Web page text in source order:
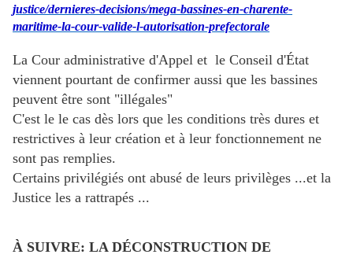
justice/dernieres-decisions/mega-bassines-en-charente-
maritime-la-cour-valide-l-autorisation-prefectorale
La Cour administrative d'Appel et le Conseil d'État
viennent pourtant de confirmer aussi que les bassines
peuvent être sont "illégales"
C'est le le cas dès lors que les conditions très dures et
restrictives à leur création et à leur fonctionnement ne
sont pas remplies.
Certains privilégiés ont abusé de leurs privilèges ...et la
Justice les a rattrapés ...
À SUIVRE: LA DÉCONSTRUCTION DE